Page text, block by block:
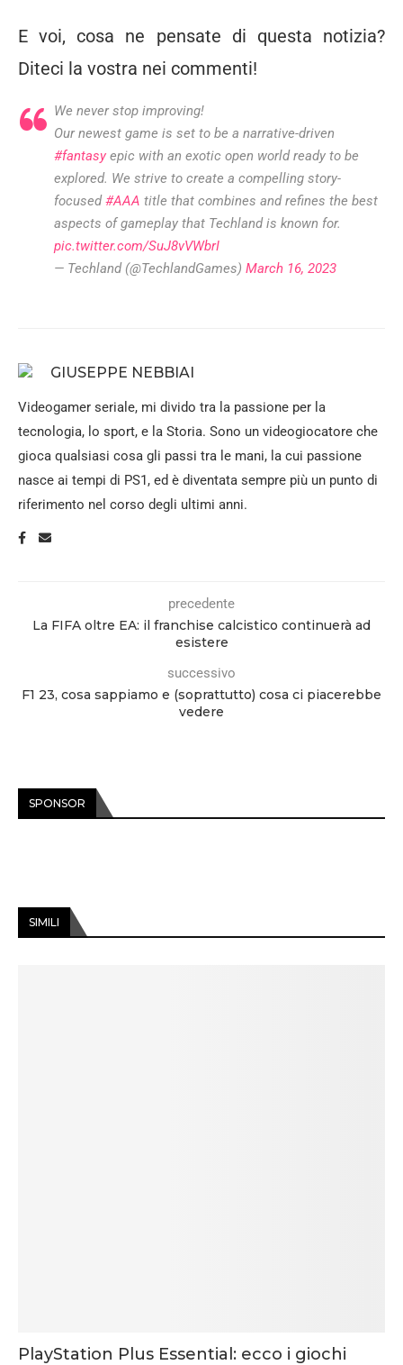
E voi, cosa ne pensate di questa notizia?
Diteci la vostra nei commenti!
We never stop improving!
Our newest game is set to be a narrative-driven
#fantasy epic with an exotic open world ready to be
explored. We strive to create a compelling story-
focused#AAA title that combines and refines the best
aspects of gameplay that Techland is known for.
pic.twitter.com/SuJ8vVWbrI
— Techland (@TechlandGames) March 16, 2023
GIUSEPPE NEBBIAI
Videogamer seriale, mi divido tra la passione per la
tecnologia, lo sport, e la Storia. Sono un videogiocatore che
gioca qualsiasi cosa gli passi tra le mani, la cui passione
nasce ai tempi di PS1, ed è diventata sempre più un punto di
riferimento nel corso degli ultimi anni.
precedente
La FIFA oltre EA: il franchise calcistico continuerà ad
esistere
successivo
F1 23, cosa sappiamo e (soprattutto) cosa ci piacerebbe
vedere
SPONSOR
SIMILI
PlayStation Plus Essential: ecco i giochi